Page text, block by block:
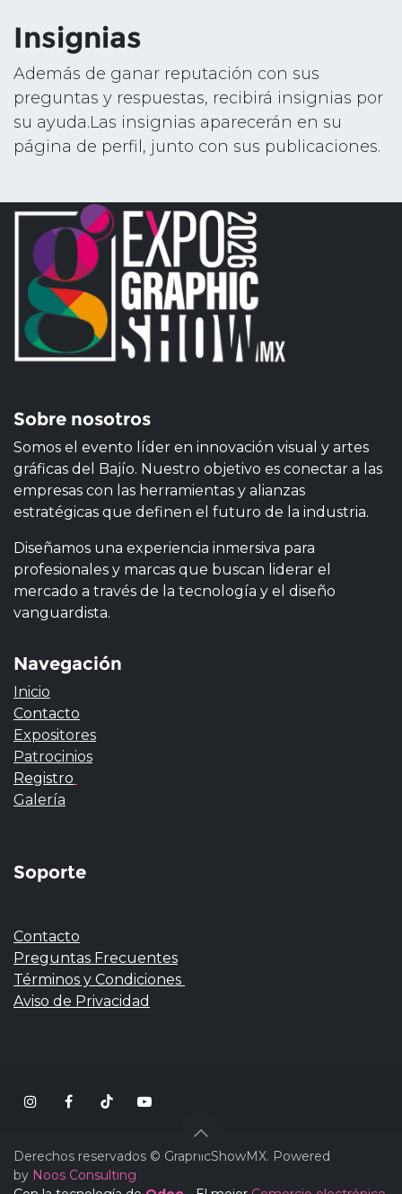
Insignias
Además de ganar reputación con sus
preguntas y respuestas, recibirá insignias por
su ayuda.Las insignias aparecerán en su
página de perfil, junto con sus publicaciones.
Sobre nosotros
Somos el evento líder en innovación visual y artes
gráficas del Bajío. Nuestro objetivo es conectar a las
empresas con las herramientas y alianzas
estratégicas que definen el futuro de la industria.
Diseñamos una experiencia inmersiva para
profesionales y marcas que buscan liderar el
mercado a través de la tecnología y el diseño
vanguardista.
Navegación
Inicio
Contacto
Expositores
Patrocinios
Registro
Galería
Soporte
Contacto
Preguntas Frecuentes
Términos y Condiciones
Aviso de Privacidad
Derechos reservados © GraphicShowMX. Powered
by Noos Consulting